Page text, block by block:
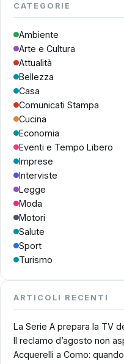
CATEGORIE
Ambiente
Arte e Cultura
Attualità
Bellezza
Casa
Comunicati Stampa
Cucina
Economia
Eventi e Tempo Libero
Imprese
Interviste
Legge
Moda
Motori
Salute
Sport
Turismo
ARTICOLI RECENTI
La Serie A prepara la TV
Il reclamo d’agosto non
Acquerelli a Como: